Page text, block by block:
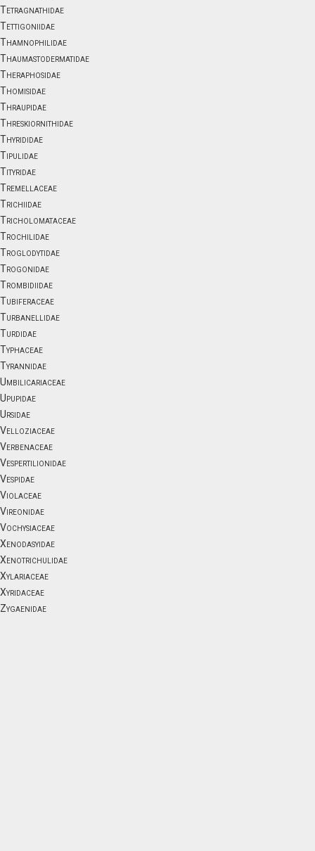
Tetragnathidae
Tettigoniidae
Thamnophilidae
Thaumastodermatidae
Theraphosidae
Thomisidae
Thraupidae
Threskiornithidae
Thyrididae
Tipulidae
Tityridae
Tremellaceae
Trichiidae
Tricholomataceae
Trochilidae
Troglodytidae
Trogonidae
Trombidiidae
Tubiferaceae
Turbanellidae
Turdidae
Typhaceae
Tyrannidae
Umbilicariaceae
Upupidae
Ursidae
Velloziaceae
Verbenaceae
Vespertilionidae
Vespidae
Violaceae
Vireonidae
Vochysiaceae
Xenodasyidae
Xenotrichulidae
Xylariaceae
Xyridaceae
Zygaenidae